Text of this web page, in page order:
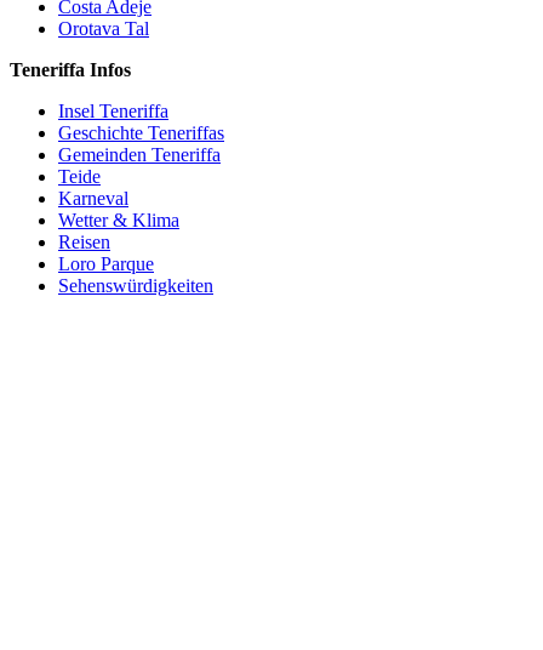
Costa Adeje
Orotava Tal
Teneriffa Infos
Insel Teneriffa
Geschichte Teneriffas
Gemeinden Teneriffa
Teide
Karneval
Wetter & Klima
Reisen
Loro Parque
Sehenswürdigkeiten